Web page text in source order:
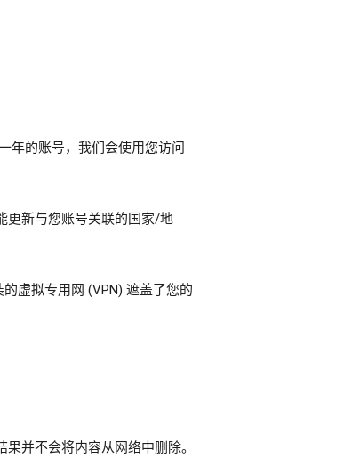
年的账号，我们会使用您访问
更新与您账号关联的国家/地
虚拟专用网 (VPN) 遮盖了您的
并不会将内容从网络中删除。